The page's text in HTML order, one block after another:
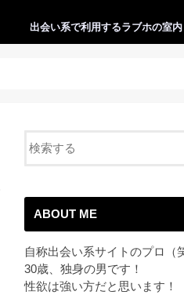
出会い系で利用するラブホの室内
ABOUT ME
自称出会い系サイトのプロ（
30歳、独身の男です！
性欲は強い方だと思います！